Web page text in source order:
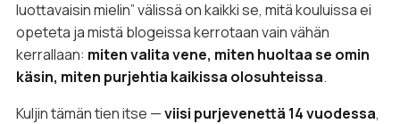
luottavaisin mielin” välissä on kaikki se, mitä kouluissa ei
opeteta ja mistä blogeissa kerrotaan vain vähän
kerrallaan: miten valita vene, miten huoltaa se omin
käsin, miten purjehtia kaikissa olosuhteissa.
Kuljin tämän tien itse —viisi purjevenettä 14 vuodessa,